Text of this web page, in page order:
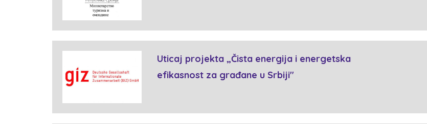
Uticaj projekta „Čista energija i energetska
efikasnost za građane u Srbiji"